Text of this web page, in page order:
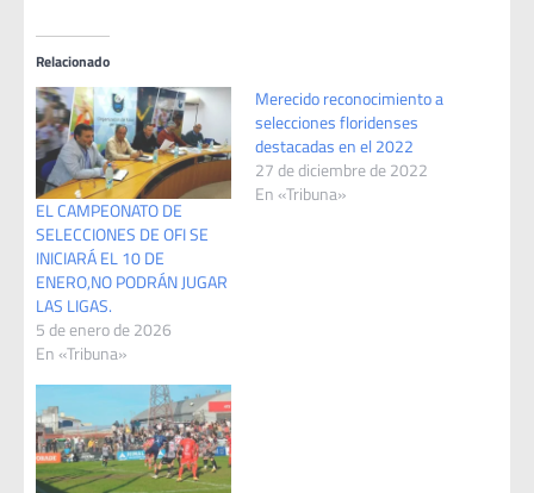
Relacionado
EL CAMPEONATO DE
SELECCIONES DE OFI SE
INICIARÁ EL 10 DE
ENERO,NO PODRÁN JUGAR
LAS LIGAS.
5 de enero de 2026
En «Tribuna»
Merecido reconocimiento a
selecciones floridenses
destacadas en el 2022
27 de diciembre de 2022
En «Tribuna»